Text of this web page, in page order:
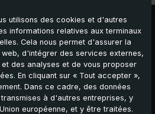
pourriez aimer :
utilisons des cookies et d'autres
informations relatives aux terminaux
Cela nous permet d'assurer la
d'intégrer des services externes,
des analyses et de vous proposer
En cliquant sur « Tout accepter »,
Dans ce cadre, des données
à d'autres entreprises, y
européenne, et y être traitées.